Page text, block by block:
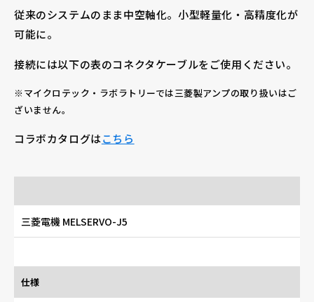
従来のシステムのまま中空軸化。小型軽量化・高精度化が
可能に。
接続には以下の表のコネクタケーブルをご使用ください。
※マイクロテック・ラボラトリーでは三菱製アンプの取り扱いはご
ざいません。
コラボカタログはこちら
三菱電機 MELSERVO-J5
仕様